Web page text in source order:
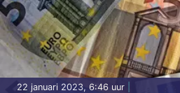
22 januari 2023, 6:46 uur